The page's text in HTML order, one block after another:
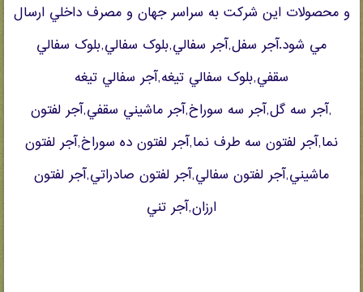
و محصولات اين شرکت به سراسر جهان و مصرف داخلي ارسال
مي شود.آجر سفل,آجر سفالي,بلوک سفالي,بلوک سفالي
سقفي,بلوک سفالي تيغه,آجر سفالي تيغه
,آجر سه گل,آجر سه سوراخ,آجر ماشيني سقفي,آجر لفتون
نما,آجر لفتون سه طرف نما,آجر لفتون ده سوراخ,آجر لفتون
ماشيني,آجر لفتون سفالي,آجر لفتون صادراتي,آجر لفتون
ارزان,آجر تني